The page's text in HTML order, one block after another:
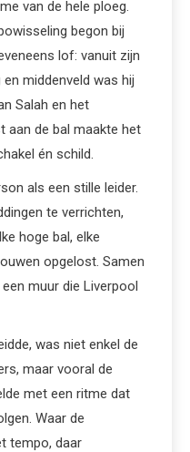
van de hele ploeg.
begon bij
lof: vanuit zijn
middenveld was hij
Salah en het
aan de bal maakte het
én schild.
als een stille leider.
te verrichten,
hoge bal, elke
opgelost. Samen
muur die Liverpool
was niet enkel de
maar vooral de
met een ritme dat
Waar de
tempo, daar